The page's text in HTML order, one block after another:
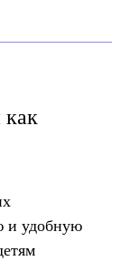
и удобную